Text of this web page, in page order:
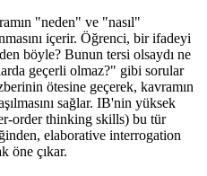
"neden" ve "nasıl"
içerir. Öğrenci, bir ifadeyi
böyle? Bunun tersi olsaydı ne
geçerli olmaz?" gibi sorular
ötesine geçerek, kavramın
sağlar. IB'nin yüksek
order thinking skills) bu tür
elaborative interrogation
öne çıkar.